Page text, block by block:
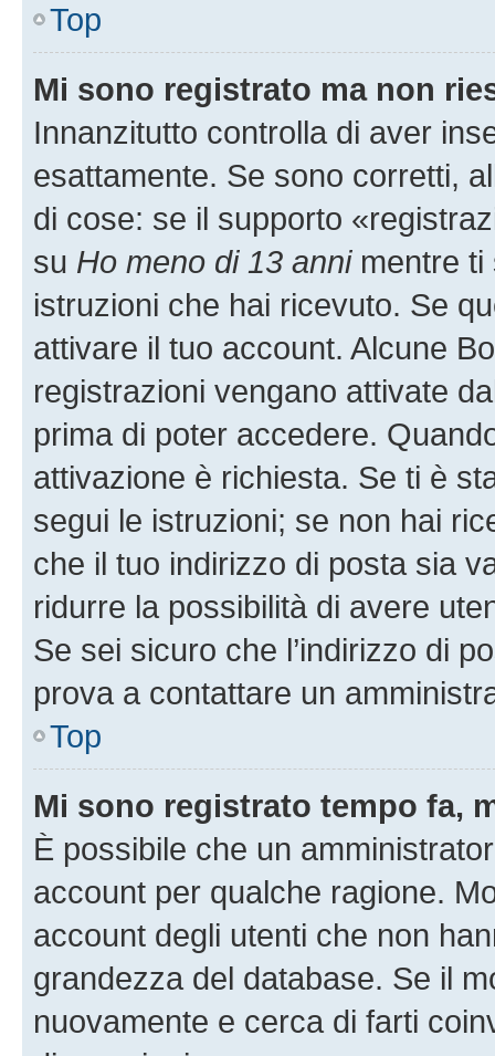
Top
Mi sono registrato ma non
Innanzitutto controlla di aver
esattamente. Se sono corretti,
di cose: se il supporto
su Ho meno di 13 annimentre ti
istruzioni che hai ricevuto. Se
attivare il tuo account. Alcune
registrazioni vengano attivate
prima di poter accedere.
attivazione è richiesta. Se ti è
segui le istruzioni; se non hai
che il tuo indirizzo di posta sia
ridurre la possibilità di avere
Se sei sicuro che l’indirizzo di
prova a contattare un
Top
Mi sono registrato tempo fa,
È possibile che un
account per qualche ragione.
account degli utenti che non
grandezza del database. Se il
nuovamente e cerca di farti